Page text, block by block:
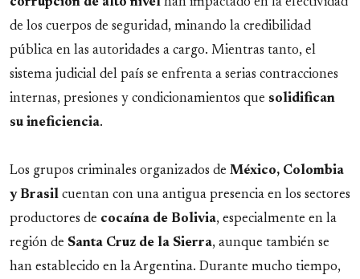
de los cuerpos de seguridad, minando la credibilidad
pública en las autoridades a cargo. Mientras tanto, el
sistema judicial del país se enfrenta a serias contracciones
internas, presiones y condicionamientos que solidifican
su ineficiencia.
Los grupos criminales organizados de México, Colombia
y Brasil cuentan con una antigua presencia en los sectores
productores de cocaína de Bolivia, especialmente en la
región de Santa Cruz de la Sierra, aunque también se
han establecido en la Argentina. Durante mucho tiempo,